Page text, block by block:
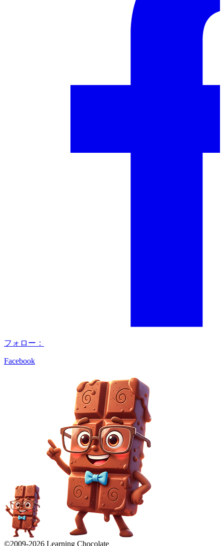
フォロー：
Facebook
©2009-2026 Learning Chocolate